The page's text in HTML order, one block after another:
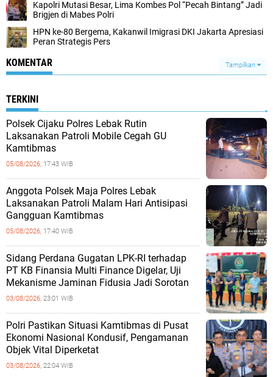
Kapolri Mutasi Besar, Lima Kombes Pol “Pecah Bintang” Jadi
Brigjen di Mabes Polri
‎HPN ke-80 Bergema, Kakanwil Imigrasi DKI Jakarta Apresiasi
Peran Strategis Pers‎
KOMENTAR Tampilkan
TERKINI
Polsek Cijaku Polres Lebak Rutin
Laksanakan Patroli Mobile Cegah GU
Kamtibmas
05/08/2026, 17:43 WIB
Anggota Polsek Maja Polres Lebak
Laksanakan Patroli Malam Hari Antisipasi
Gangguan Kamtibmas
05/08/2026, 17:40 WIB
Sidang Perdana Gugatan LPK-RI terhadap
PT KB Finansia Multi Finance Digelar, Uji
Mekanisme Jaminan Fidusia Jadi Sorotan
03/08/2026, 23:01 WIB
‎Polri Pastikan Situasi Kamtibmas di Pusat
Ekonomi Nasional Kondusif, Pengamanan
Objek Vital Diperketat
03/08/2026, 22:04 WIB